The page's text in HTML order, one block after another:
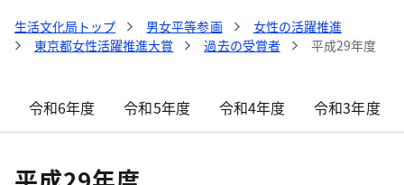
生活文化局トップ 男女平等参画
女性の活躍推進
東京都女性活躍推進大賞
過去の受賞者 平成29年度
令和6年度 令和5年度 令和4年度 令和3年度